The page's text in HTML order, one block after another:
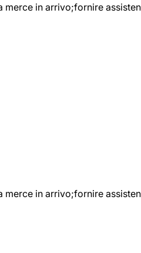
in arrivo;fornire
in arrivo;fornire